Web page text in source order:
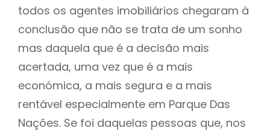
todos os agentes imobiliários chegaram à
conclusão que não se trata de um sonho
mas daquela que é a decisão mais
acertada, uma vez que é a mais
económica, a mais segura e a mais
rentável especialmente em Parque Das
Nações. Se foi daquelas pessoas que, nos